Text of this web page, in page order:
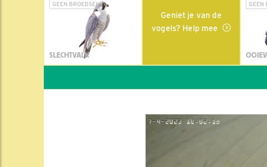
GEEN BROEDSEL
SLECHTVALK
Geniet je van de
vogels? Help mee
GEEN